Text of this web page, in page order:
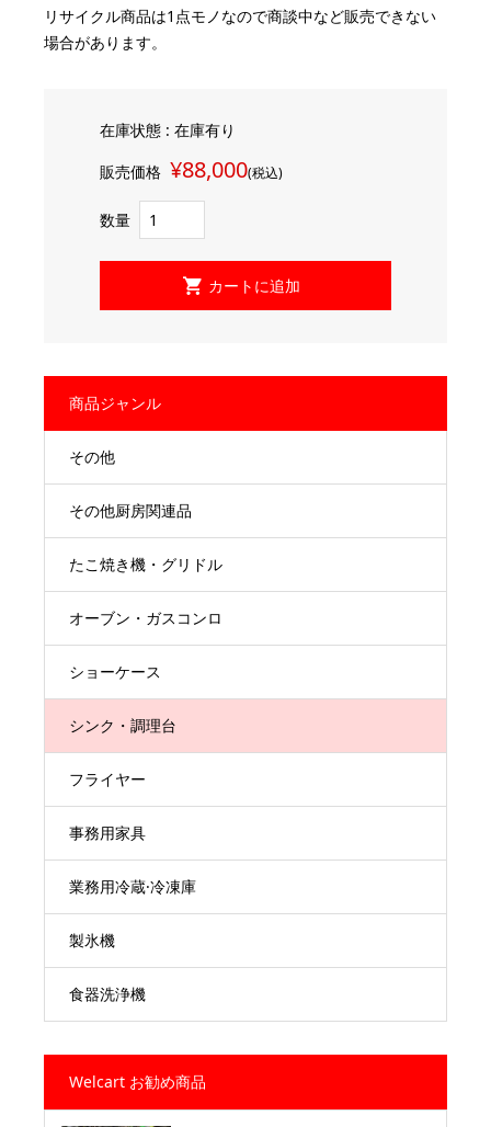
リサイクル商品は1点モノなので商談中など販売できない
場合があります。
在庫状態 : 在庫有り
販売価格 ¥88,000(税込)
数量
商品ジャンル
その他
その他厨房関連品
たこ焼き機・グリドル
オーブン・ガスコンロ
ショーケース
シンク・調理台
フライヤー
事務用家具
業務用冷蔵·冷凍庫
製氷機
食器洗浄機
Welcart お勧め商品